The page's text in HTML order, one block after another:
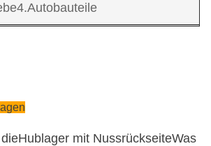
4.Autobauteile
Kupplungsteile
und Schalter 12.Kabinenteile
Hublager mit NussrückseiteWas